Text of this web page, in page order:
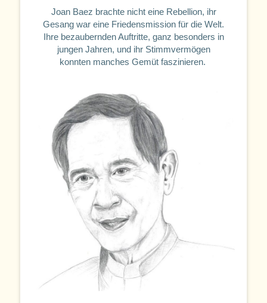
Joan Baez brachte nicht eine Rebellion, ihr
Gesang war eine Friedensmission für die Welt.
Ihre bezaubernden Auftritte, ganz besonders in
jungen Jahren, und ihr Stimmvermögen
konnten manches Gemüt faszinieren.